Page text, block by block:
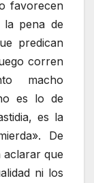
favorecen
la pena de
predican
corren
macho
es lo de
es la
De
que
ni los